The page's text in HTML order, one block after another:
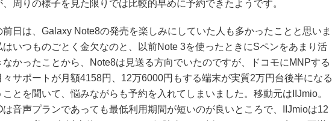
、周りの様子を見た限りでは比較的早めに予約できたようです。
日は、Galaxy Note8の発売を楽しみにしていた人も多かったことと思いま
はいつものごとく金欠なのと、以前Note 3を使ったときにSペンをあまり活
なかったことから、Note8は見送る方向でいたのですが、ドコモにMNPする
々サポートが月額4158円、12万6000円もする端末が実質2万円台後半になる
ことを聞いて、悩みながらも予約を入れてしまいました。移動元はIIJmio。
は音声プランであっても最低利用期間が短いのが良いところで、IIJmioは12